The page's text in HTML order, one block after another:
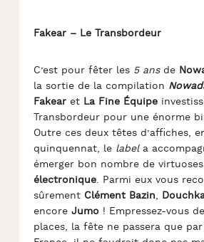
Fakear – Le Transbordeur
C’est pour fêter les 5 ans de
la sortie de la compilation
Fakear et La Fine Équipe
Transbordeur pour une énorme
Outre ces deux têtes d’affiches,
quinquennat, le labela
émerger bon nombre de
électronique. Parmi eux vous
sûrement Clément Bazin,
encore Jumo! Empressez-vous
places, la fête ne passera que